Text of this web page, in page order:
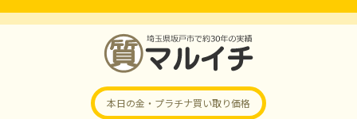
本日の金・プラチナ買い取り価格